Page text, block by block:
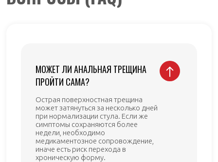
МОЖЕТ ЛИ АНАЛЬНАЯ ТРЕЩИНА
ПРОЙТИ САМА?
Острая поверхностная трещина
может затянуться за несколько дней
при нормализации стула. Если же
симптомы сохраняются более
недели, необходимо
медикаментозное сопровождение,
иначе есть риск перехода в
хроническую форму.